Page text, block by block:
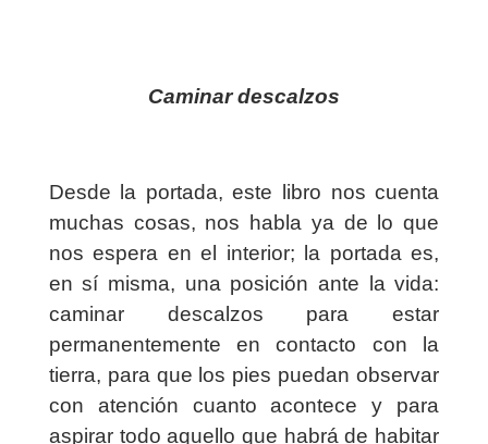
Caminar descalzos
Desde la portada, este libro nos cuenta
muchas cosas, nos habla ya de lo que
nos espera en el interior; la portada es,
en sí misma, una posición ante la vida:
caminar descalzos para estar
permanentemente en contacto con la
tierra, para que los pies puedan observar
con atención cuanto acontece y para
aspirar todo aquello que habrá de habitar